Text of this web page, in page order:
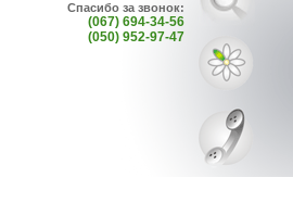
Спасибо за звонок:
(067) 694-34-56
(050) 952-97-47